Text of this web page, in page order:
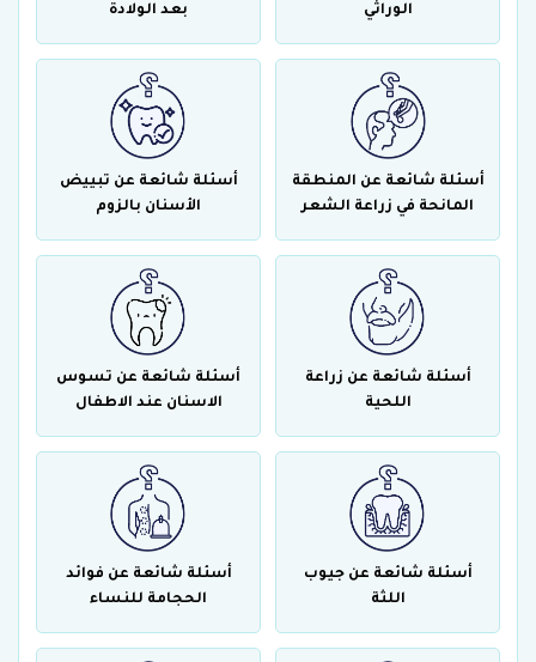
الوراثي
بعد الولادة
أسئلة شائعة عن المنطقة
المانحة في زراعة الشعر
أسئلة شائعة عن تبييض
الأسنان بالزوم
أسئلة شائعة عن زراعة
اللحية
أسئلة شائعة عن تسوس
الاسنان عند الاطفال
أسئلة شائعة عن جيوب
اللثة
أسئلة شائعة عن فوائد
الحجامة للنساء